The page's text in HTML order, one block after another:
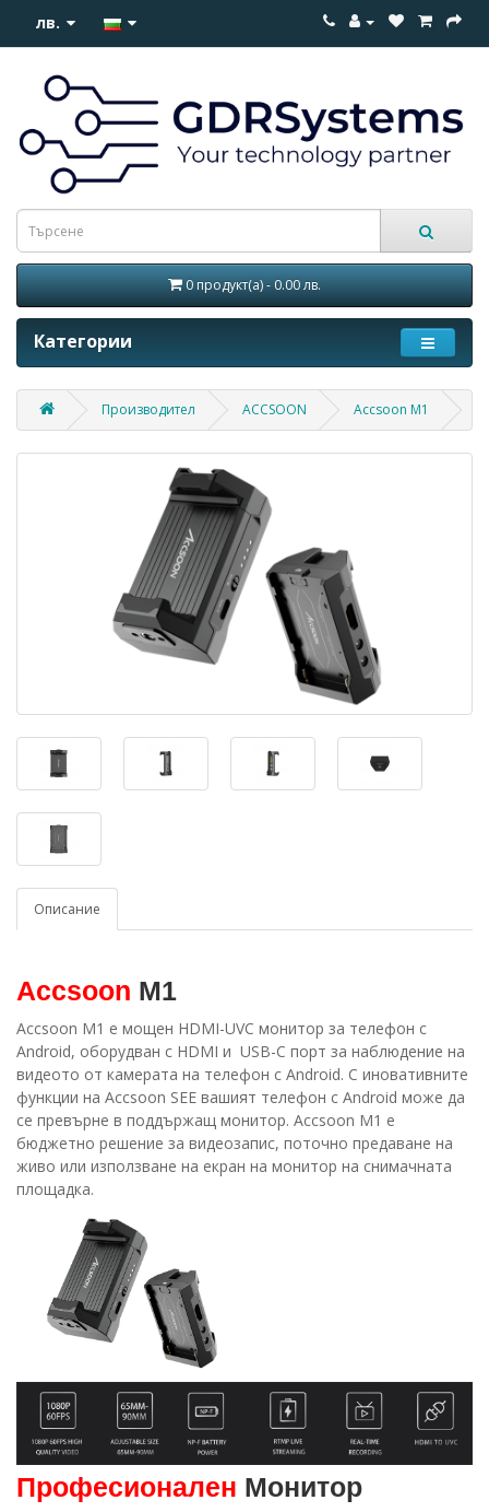
лв.
0 продукт(а) - 0.00 лв.
Категории
Производител ACCSOON Accsoon M1
Описание
Accsoon M1
Accsoon M1 е мощен HDMI-UVC монитор за телефон с
Android, оборудван с HDMI и USB-C порт за наблюдение на
видеото от камерата на телефон с Android. С иновативните
функции на Accsoon SEE вашият телефон с Android може да
се превърне в поддържащ монитор. Accsoon M1 е
бюджетно решение за видеозапис, поточно предаване на
живо или използване на екран на монитор на снимачната
площадка.
Професионален Монитор